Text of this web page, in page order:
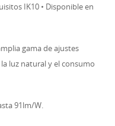
IK10 • Disponible en
gama de ajustes
luz natural y el consumo
91lm/W.